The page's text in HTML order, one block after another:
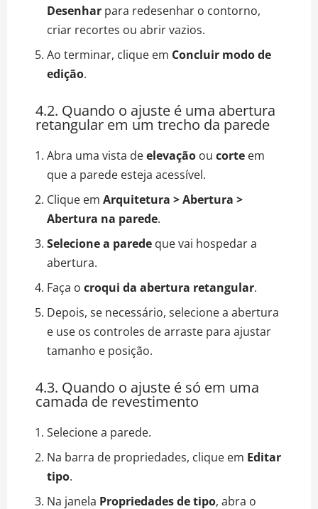
Desenhar para redesenhar o contorno,
criar recortes ou abrir vazios.
Ao terminar, clique em Concluir modo de
edição.
4.2. Quando o ajuste é uma abertura
retangular em um trecho da parede
Abra uma vista deelevação ou corte em
que a parede esteja acessível.
Clique em Arquitetura > Abertura >
Abertura na parede.
Selecione a parede que vai hospedar a
abertura.
Faça o croqui da abertura retangular.
Depois, se necessário, selecione a abertura
e use os controles de arraste para ajustar
tamanho e posição.
4.3. Quando o ajuste é só em uma
camada de revestimento
Selecione a parede.
Na barra de propriedades, clique em Editar
tipo.
Na janela Propriedades de tipo, abra o